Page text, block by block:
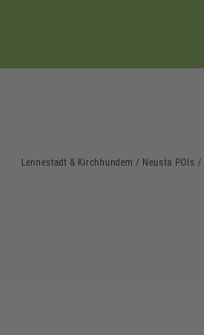
Lennestadt & Kirchhundem / Neusta POIs /